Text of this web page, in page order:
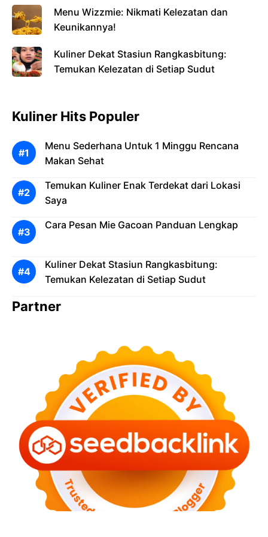
Menu Wizzmie: Nikmati Kelezatan dan
Keunikannya!
Kuliner Dekat Stasiun Rangkasbitung:
Temukan Kelezatan di Setiap Sudut
Kuliner Hits Populer
Menu Sederhana Untuk 1 Minggu Rencana
Makan Sehat
Temukan Kuliner Enak Terdekat dari Lokasi
Saya
Cara Pesan Mie Gacoan Panduan Lengkap
Kuliner Dekat Stasiun Rangkasbitung:
Temukan Kelezatan di Setiap Sudut
Partner